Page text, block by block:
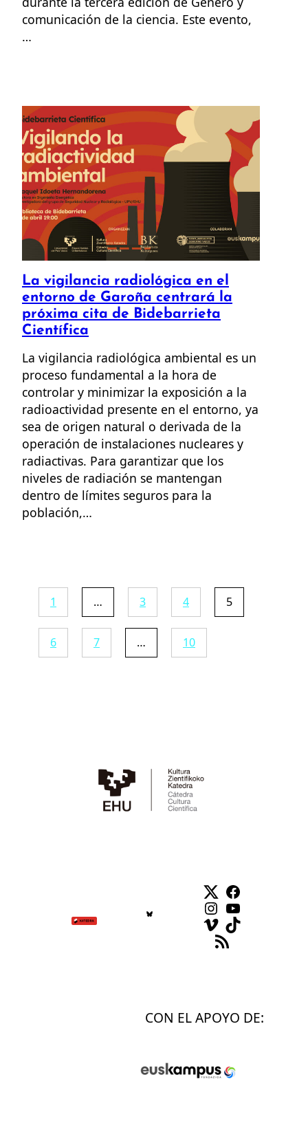
comunicación de la ciencia. Este evento,
…
La vigilancia radiológica en el
entorno de Garoña centrará la
próxima cita de Bidebarrieta
Científica
La vigilancia radiológica ambiental es un
proceso fundamental a la hora de
controlar y minimizar la exposición a la
radioactividad presente en el entorno, ya
sea de origen natural o derivada de la
operación de instalaciones nucleares y
radiactivas. Para garantizar que los
niveles de radiación se mantengan
dentro de límites seguros para la
población,…
1 … 3 4 5
6 7 … 10
TwitterFacebook
Instagram
YouTube
VimeoTikTok
Feed RSS
CON EL APOYO DE: